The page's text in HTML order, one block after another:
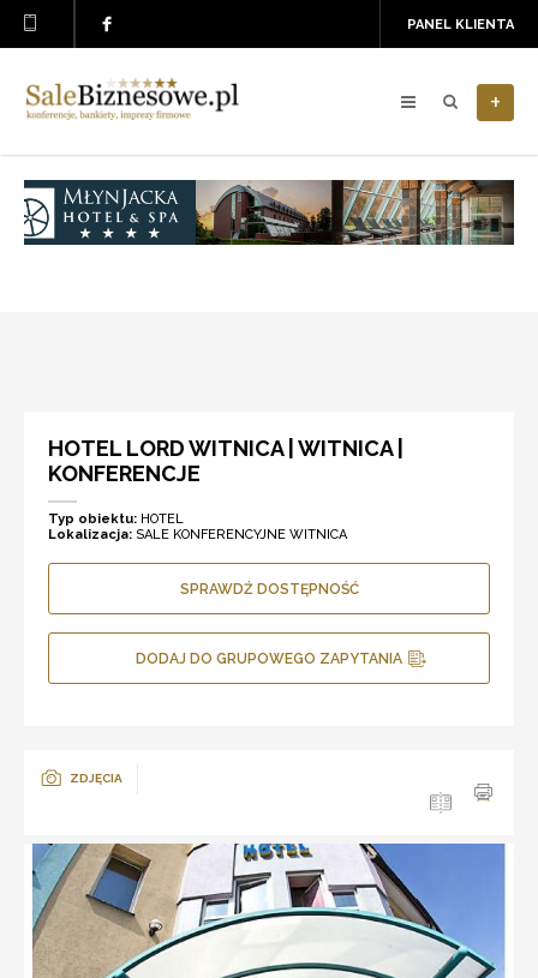
PANEL KLIENTA
+
HOTEL LORD WITNICA | WITNICA |
KONFERENCJE
Typ obiektu: HOTEL
Lokalizacja: SALE KONFERENCYJNE WITNICA
SPRAWDŹ DOSTĘPNOŚĆ
DODAJ DO GRUPOWEGO ZAPYTANIA
ZDJĘCIA